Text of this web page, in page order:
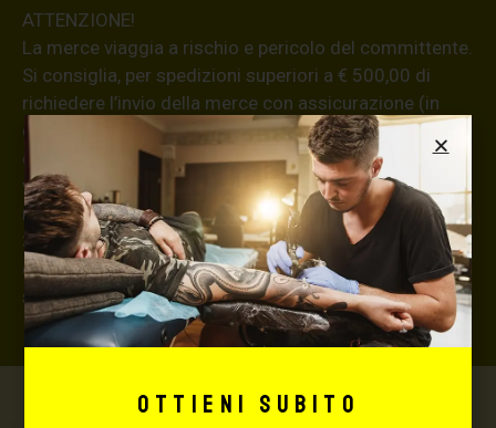
ATTENZIONE!
La merce viaggia a rischio e pericolo del committente.
Si consiglia, per spedizioni superiori a € 500,00 di
richiedere l’invio della merce con assicurazione (in
questo caso, se la merce dovesse essere smarrita o
danneggiata dal corriere, quest’ultimo risarcirà l’intero
valore della merce, in caso contrario nessuno
rimborserà il destinatario) con un costo aggiuntivo del
3,5% sul valore totale del carrello, da richiedere prima
di concludere il pagamento al seguente indirizzo:
shop@maxsignorello.it.
Ottieni subito